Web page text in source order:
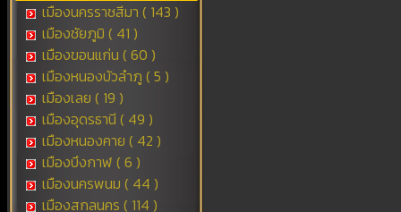
เมืองนครราชสีมา ( 143 )
เมืองชัยภูมิ ( 41 )
เมืองขอนแก่น ( 60 )
เมืองหนองบัวลำภู ( 5 )
เมืองเลย ( 19 )
เมืองอุดรธานี ( 49 )
เมืองหนองคาย ( 42 )
เมืองบึงกาฬ ( 6 )
เมืองนครพนม ( 44 )
เมืองสกลนคร ( 114 )